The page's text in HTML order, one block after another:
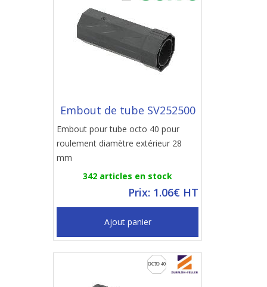
Embout de tube SV252500
Embout pour tube octo 40 pour
roulement diamètre extérieur 28
mm
342 articles en stock
Prix: 1.06€ HT
Ajout panier